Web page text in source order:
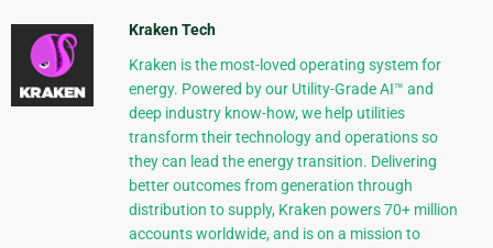
Kraken Tech
Kraken is the most-loved operating system for
energy. Powered by our Utility-Grade AI™ and
deep industry know-how, we help utilities
transform their technology and operations so
they can lead the energy transition. Delivering
better outcomes from generation through
distribution to supply, Kraken powers 70+ million
accounts worldwide, and is on a mission to